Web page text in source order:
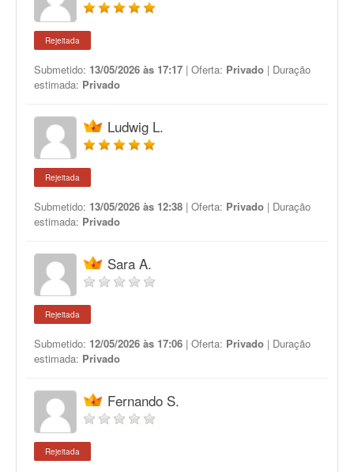
Rejeitada
Submetido: 13/05/2026 às 17:17 | Oferta: Privado | Duração
estimada: Privado
Ludwig L.
Rejeitada
Submetido: 13/05/2026 às 12:38 | Oferta: Privado | Duração
estimada: Privado
Sara A.
Rejeitada
Submetido: 12/05/2026 às 17:06 | Oferta: Privado | Duração
estimada: Privado
Fernando S.
Rejeitada